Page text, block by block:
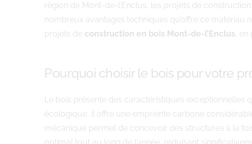
région de Mont-de-l’Enclus, les projets de
nombreux avantages techniques qu’offre ce
projets de construction en bois Mont-de-l’Enclus ,
Pourquoi choisir le bois pour votre
Le bois présente des caractéristiques
écologique, il offre une empreinte carbone
mécanique permet de concevoir des structures à la